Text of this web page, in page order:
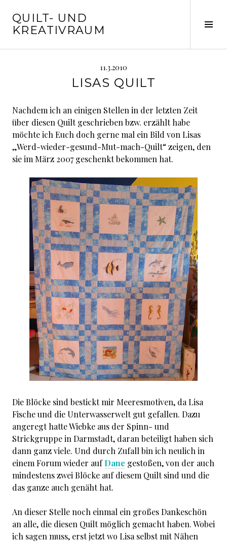
zum
Inhalt
QUILT- UND
KREATIVRAUM
11.3.2010
LISAS QUILT
Nachdem ich an einigen Stellen in der letzten Zeit
über diesen Quilt geschrieben bzw. erzählt habe
möchte ich Euch doch gerne mal ein Bild von Lisas
„Werd-wieder-gesund-Mut-mach-Quilt“ zeigen, den
sie im März 2007 geschenkt bekommen hat.
Die Blöcke sind bestickt mir Meeresmotiven, da Lisa
Fische und die Unterwasserwelt gut gefallen. Dazu
angeregt hatte Wiebke aus der Spinn- und
Strickgruppe in Darmstadt, daran beteiligt haben sich
dann ganz viele. Und durch Zufall bin ich neulich in
einem Forum wieder aufDane gestoßen, von der auch
mindestens zwei Blöcke auf diesem Quilt sind und die
das ganze auch genäht hat.
An dieser Stelle noch einmal ein großes Dankeschön
an alle, die diesen Quilt möglich gemacht haben. Wobei
ich sagen muss, erst jetzt wo Lisa selbst mit Nähen